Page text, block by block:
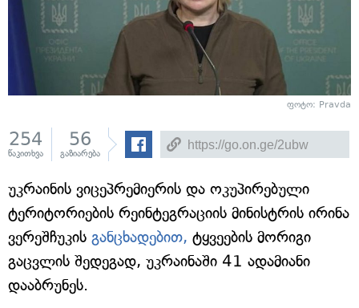
ფოტო: Pravda
254
წაკითხვა
56
გაზიარება
უკრაინის ვიცეპრემიერის და ოკუპირებული
ტერიტორიების რეინტეგრაციის მინისტრის ირინა
ვერეშჩუკის განცხადებით, ტყვეების მორიგი
გაცვლის შედეგად, უკრაინაში 41 ადამიანი
დააბრუნეს.